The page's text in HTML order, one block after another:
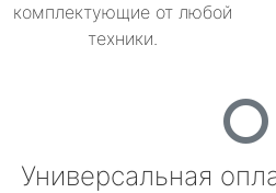
комплектующие от любой
техники.
Универсальная